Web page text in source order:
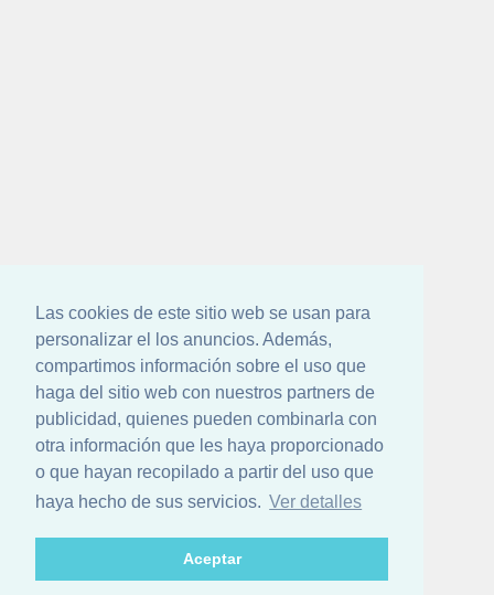
Las cookies de este sitio web se usan para
personalizar el los anuncios. Además,
compartimos información sobre el uso que
haga del sitio web con nuestros partners de
publicidad, quienes pueden combinarla con
otra información que les haya proporcionado
o que hayan recopilado a partir del uso que
haya hecho de sus servicios. Ver detalles
Aceptar